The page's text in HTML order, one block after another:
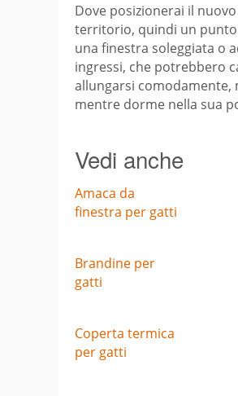
Dove posizionerai il
territorio, quindi un punto
una finestra soleggiata o
ingressi, che potrebbero
allungarsi comodamente,
mentre dorme nella sua
Vedi anche
Amaca da
finestra per gatti
Brandine per
gatti
Coperta termica
per gatti